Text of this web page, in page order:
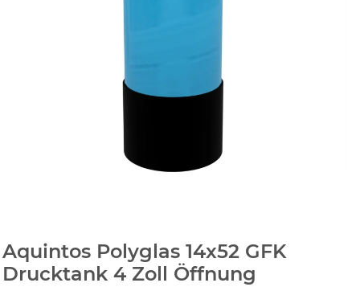
Aquintos Polyglas 14x52 GFK
Drucktank 4 Zoll Öffnung